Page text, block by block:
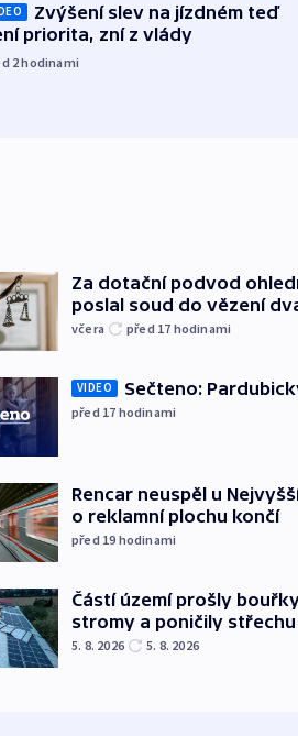
Zvýšení slev na jízdném teď
priorita, zní z vlády
2hodinami
Za dotační podvod
poslal soud do vězení
včera před 17 hodinami
VIDEO Sečteno:
před 17 hodinami
Rencar neuspěl u
o reklamní plochu končí
před 19 hodinami
Částí území prošly
stromy a poničily střechu
5. 8. 2026 5. 8. 2026